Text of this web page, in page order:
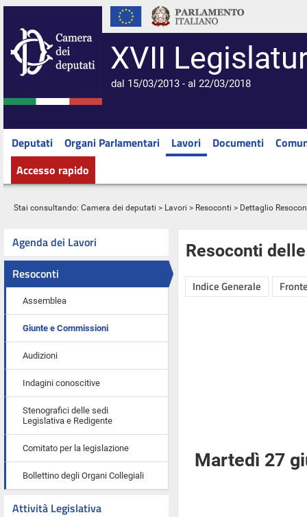
XVII
dal 15/03/2013 - al 22/03/2018
Deputati Organi Parlamentari Lavori Documenti
Accesso rapido
Stai consultando: Camera dei deputati > Lavori > Resoconti > Dettaglio
Agenda dei Lavori
Resoconti
Assemblea
Giunte e Commissioni
Audizioni
Indagini conoscitive
Stenografici delle sedi
Legislativa e Redigente
Comitato per la legislazione
Bollettino degli Organi Collegiali
Attività Legislativa
Resoconti
Indice Generale
Martedì 27